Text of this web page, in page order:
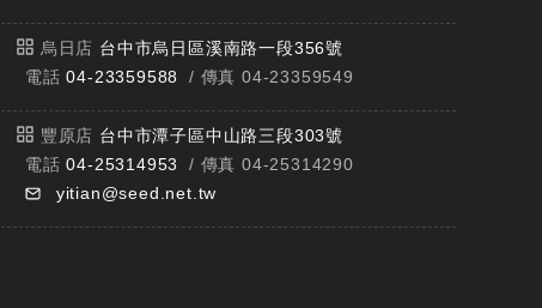
烏日店 台中市烏日區溪南路一段356號
電話04-23359588 / 傳真 04-23359549
豐原店 台中市潭子區中山路三段303號
電話04-25314953
/ 傳真 04-25314290
yitian@seed.net.tw